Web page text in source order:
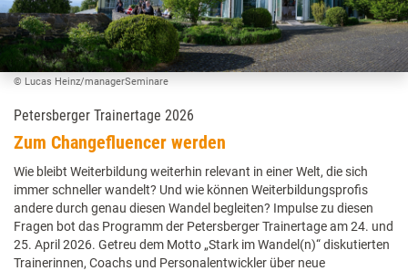
© Lucas Heinz/managerSeminare
Petersberger Trainertage 2026
Zum Changefluencer werden
Wie bleibt Weiterbildung weiterhin relevant in einer Welt, die sich
immer schneller wandelt? Und wie können Weiterbildungsprofis
andere durch genau diesen Wandel begleiten? Impulse zu diesen
Fragen bot das Programm der Petersberger Trainertage am 24. und
25. April 2026. Getreu dem Motto „Stark im Wandel(n)“ diskutierten
Trainerinnen, Coachs und Personalentwickler über neue